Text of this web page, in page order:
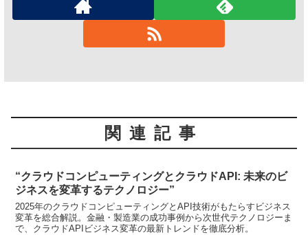
関連記事
“クラウドコンピューティングとクラウドAPI: 未来のビ
ジネスを変革するテクノロジー”
2025年のクラウドコンピューティングとAPI技術がもたらすビジネス
変革を総合解説。金融・製造業の成功事例から次世代テクノロジーま
で、クラウドAPIビジネス変革の最新トレンドを徹底分析。